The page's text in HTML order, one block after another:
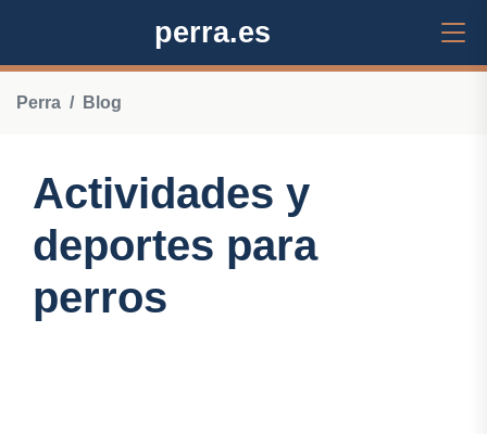
perra.es
Perra Blog
Actividades y
deportes para
perros